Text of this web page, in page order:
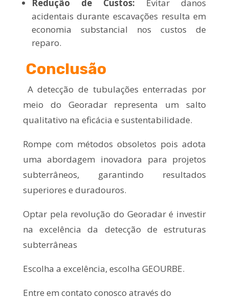
Redução de Custos: Evitar danos
acidentais durante escavações resulta em
economia substancial nos custos de
reparo.
Conclusão
A detecção de tubulações enterradas por
meio do Georadar representa um salto
qualitativo na eficácia e sustentabilidade.
Rompe com métodos obsoletos pois adota
uma abordagem inovadora para projetos
subterrâneos, garantindo resultados
superiores e duradouros.
Optar pela revolução do Georadar é investir
na excelência da detecção de estruturas
subterrâneas
Escolha a excelência, escolha GEOURBE.
Entre em contato conosco através do